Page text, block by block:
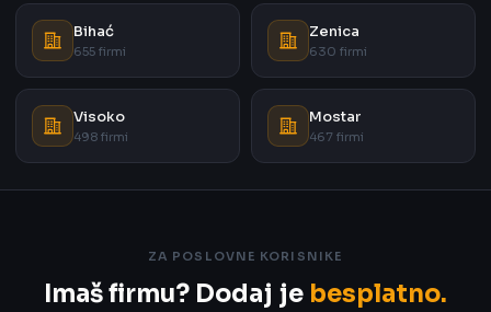
Bihać
655 firmi
Zenica
630 firmi
Visoko
498 firmi
Mostar
467 firmi
ZA POSLOVNE KORISNIKE
Imaš firmu? Dodaj je besplatno.